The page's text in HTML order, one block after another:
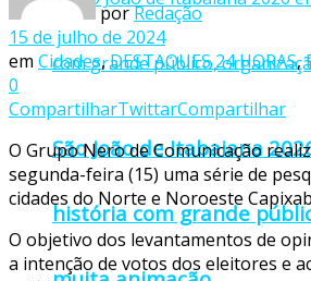
São João de Itabaiana
história com grande
porRedação
15 de julho de 2024
em Cidades,DESTAQUES 24 HORAS,
0
CompartilharTwittarCompartilhar
O Grupo Nero de Comunicação
segunda-feira (15) uma série de
cidades do Norte e Noroeste
O objetivo dos levantamentos de
a intenção de votos dos eleitores e